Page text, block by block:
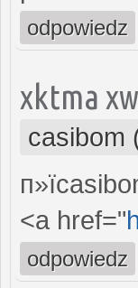
odpowiedz
xktma
casibom
<a href="
odpowiedz